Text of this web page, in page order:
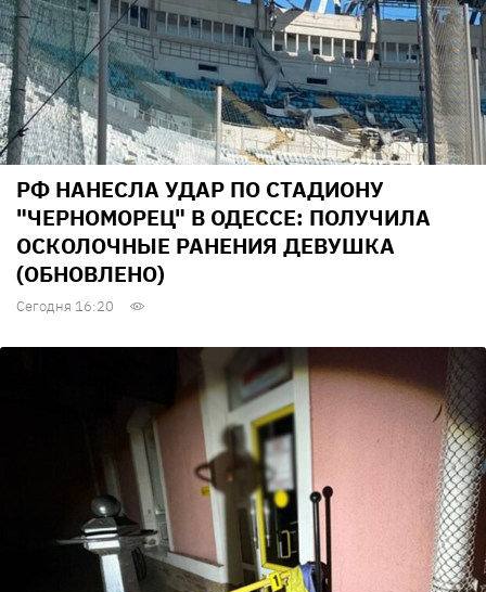
РФ НАНЕСЛА УДАР ПО СТАДИОНУ
"ЧЕРНОМОРЕЦ" В ОДЕССЕ: ПОЛУЧИЛА
ОСКОЛОЧНЫЕ РАНЕНИЯ ДЕВУШКА
(ОБНОВЛЕНО)
Сегодня 16:20